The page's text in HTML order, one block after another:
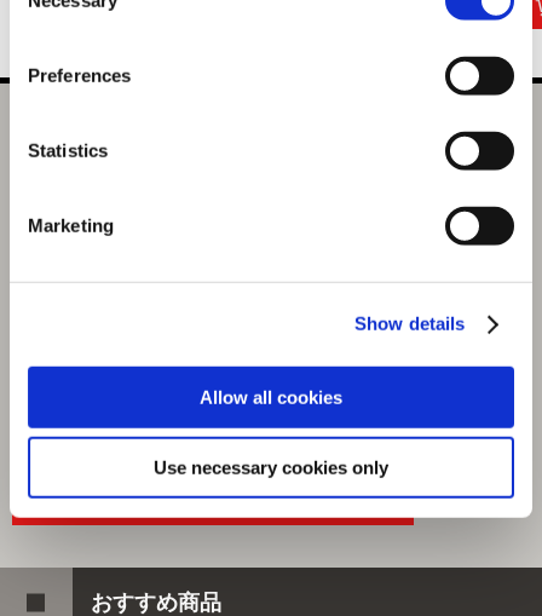
Selection
Preferences
Statistics
Marketing
Show details
Allow all cookies
Use necessary cookies only
【NS2】デビル メイ クライ 5 デビルハンターエディション
199ポイント付与
おすすめ商品